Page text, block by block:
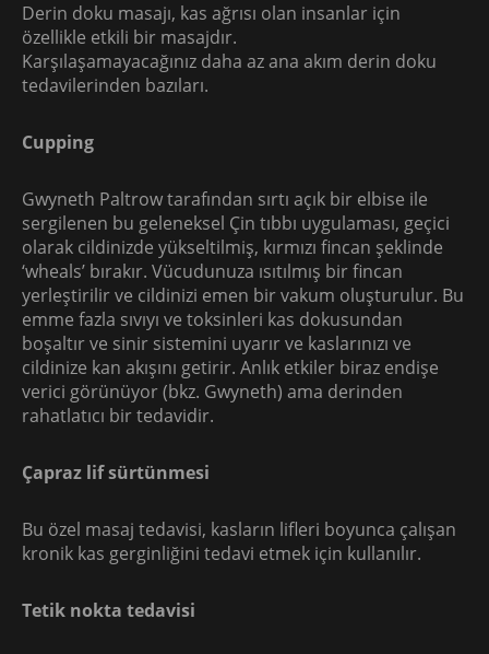
Derin doku masajı, kas ağrısı olan insanlar için
özellikle etkili bir masajdır.
Karşılaşamayacağınız daha az ana akım derin doku
tedavilerinden bazıları.
Cupping
Gwyneth Paltrow tarafından sırtı açık bir elbise ile
sergilenen bu geleneksel Çin tıbbı uygulaması, geçici
olarak cildinizde yükseltilmiş, kırmızı fincan şeklinde
‘wheals’ bırakır. Vücudunuza ısıtılmış bir fincan
yerleştirilir ve cildinizi emen bir vakum oluşturulur. Bu
emme fazla sıvıyı ve toksinleri kas dokusundan
boşaltır ve sinir sistemini uyarır ve kaslarınızı ve
cildinize kan akışını getirir. Anlık etkiler biraz endişe
verici görünüyor (bkz. Gwyneth) ama derinden
rahatlatıcı bir tedavidir.
Çapraz lif sürtünmesi
Bu özel masaj tedavisi, kasların lifleri boyunca çalışan
kronik kas gerginliğini tedavi etmek için kullanılır.
Tetik nokta tedavisi